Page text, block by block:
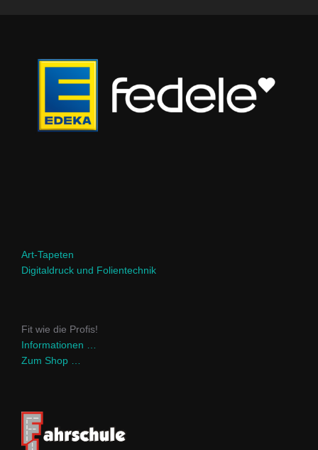
Art-Tapeten
Digitaldruck und Folientechnik
Fit wie die Profis!
Informationen …
Zum Shop …